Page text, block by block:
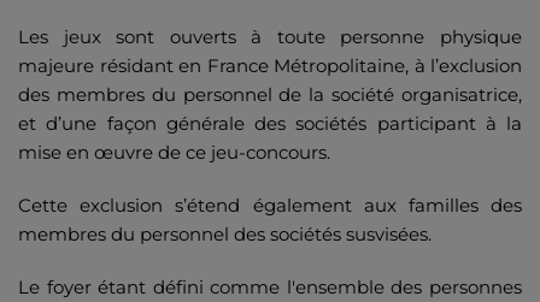
Les jeux sont ouverts à toute personne physique
majeure résidant en France Métropolitaine, à l’exclusion
des membres du personnel de la société organisatrice,
et d’une façon générale des sociétés participant à la
mise en œuvre de ce jeu-concours.
Cette exclusion s’étend également aux familles des
membres du personnel des sociétés susvisées.
Le foyer étant défini comme l'ensemble des personnes